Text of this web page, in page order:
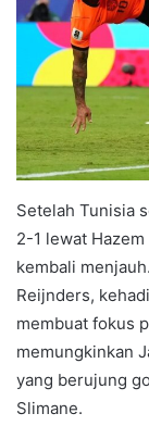
Setelah Tunisia
2-1 lewat
kembali
Reijnders,
membuat fokus
memungkinkan
yang berujung
Slimane.